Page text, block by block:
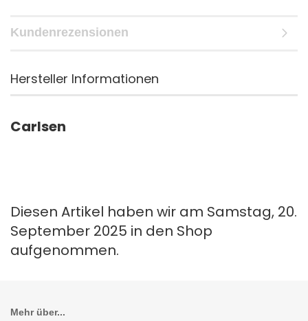
Kundenrezensionen
Hersteller Informationen
Carlsen
Diesen Artikel haben wir am Samstag, 20.
September 2025 in den Shop
aufgenommen.
Mehr über...